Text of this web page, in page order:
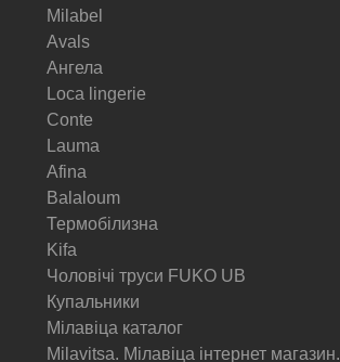
Milabel
Avals
Ангела
Loca lingerie
Conte
Lauma
Afina
Balaloum
Термобілизна
Kifa
Чоловічі труси FUKO UB
Купальники
Мілавіца каталог
Milavitsa. Мілавіца інтернет магазин.